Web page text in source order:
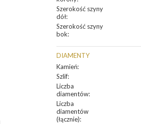
Szerokość szyny
dół:
Szerokość szyny
bok:
DIAMENTY
Kamień:
Szlif:
Liczba
diamentów:
Liczba
diamentów
(łącznie):